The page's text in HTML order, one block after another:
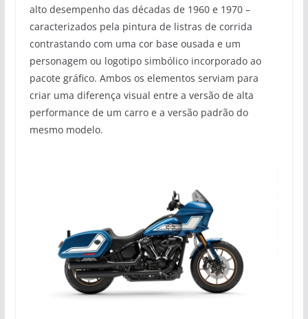
alto desempenho das décadas de 1960 e 1970 –
caracterizados pela pintura de listras de corrida
contrastando com uma cor base ousada e um
personagem ou logotipo simbólico incorporado ao
pacote gráfico. Ambos os elementos serviam para
criar uma diferença visual entre a versão de alta
performance de um carro e a versão padrão do
mesmo modelo.